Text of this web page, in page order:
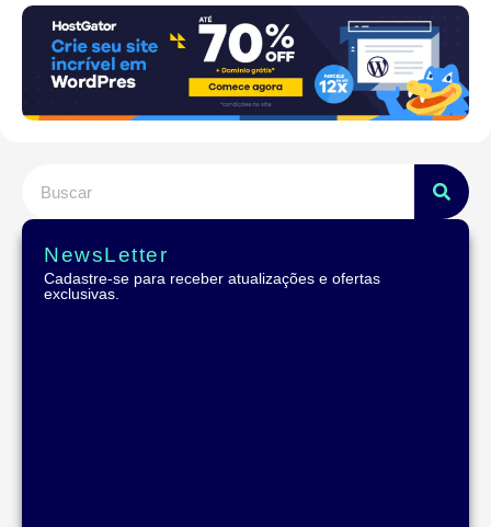
NewsLetter
Cadastre-se para receber atualizações e ofertas
exclusivas.